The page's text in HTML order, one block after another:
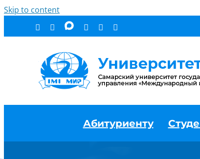
Skip to content
Абитуриенту